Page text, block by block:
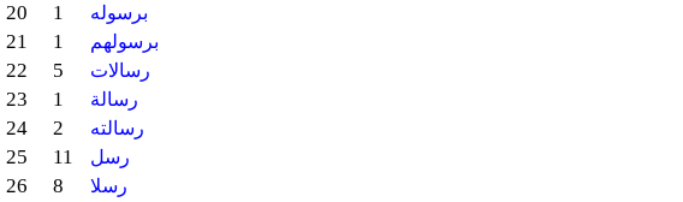
20 1 برسوله
21 1 برسولهم
22 5 رسالات
23 1 رسالة
24 2 رسالته
25 11 رسل
26 8 رسلا